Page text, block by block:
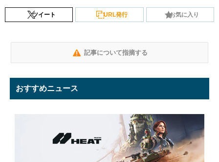
ツイート URL発行 お気に入り
記事について指摘する
おすすめニュース